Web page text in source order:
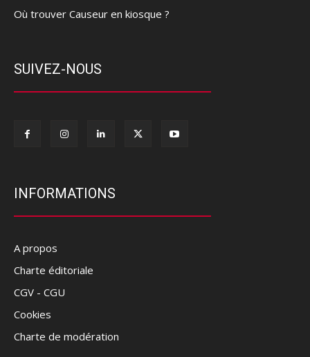
Où trouver Causeur en kiosque ?
SUIVEZ-NOUS
INFORMATIONS
A propos
Charte éditoriale
CGV - CGU
Cookies
Charte de modération